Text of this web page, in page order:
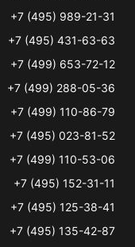
+7 (495) 989-21-31
+7 (495) 431-63-63
+7 (499) 653-72-12
+7 (499) 288-05-36
+7 (499) 110-86-79
+7 (495) 023-81-52
+7 (499) 110-53-06
+7 (495) 152-31-11
+7 (495) 125-38-41
+7 (495) 135-42-87